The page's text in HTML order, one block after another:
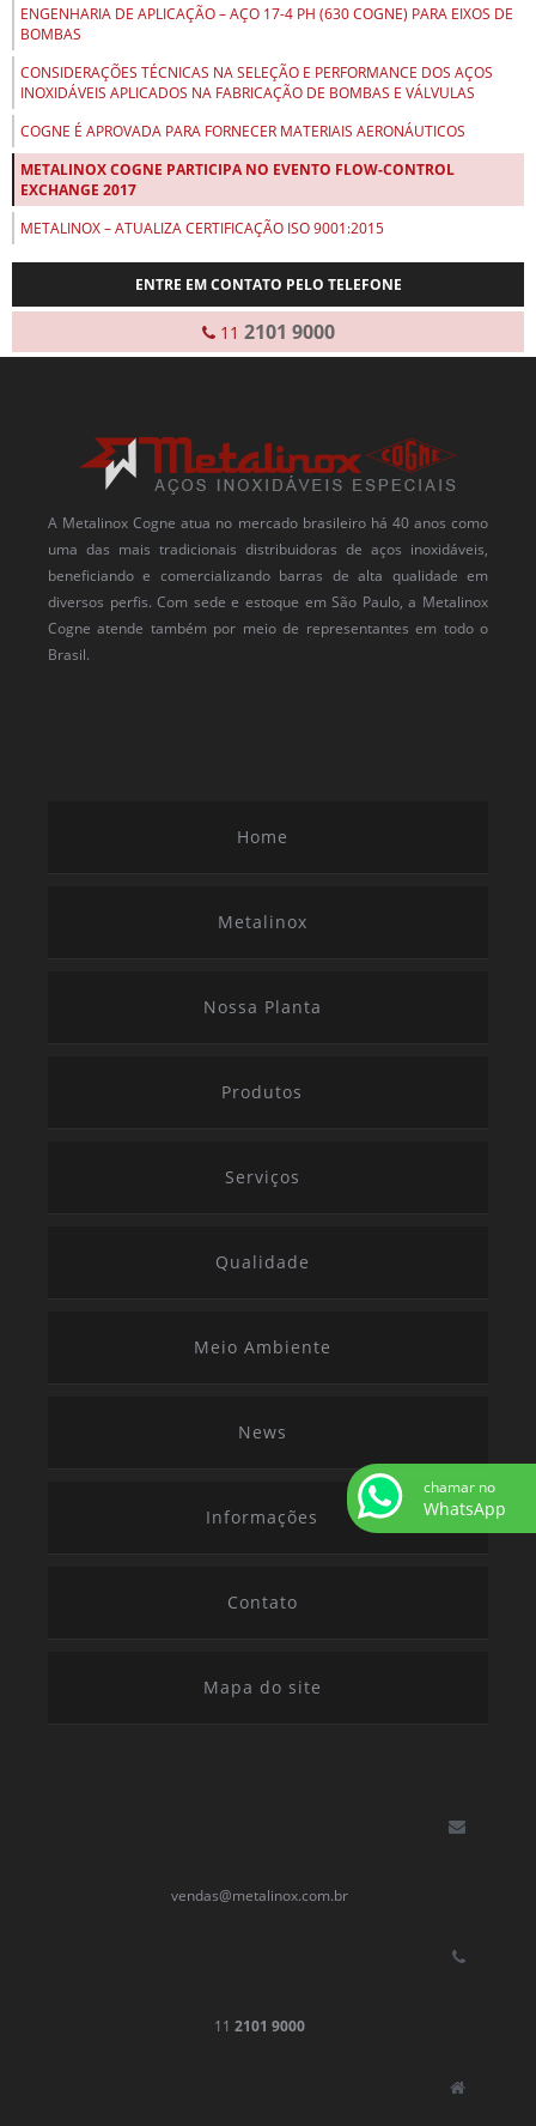
ENGENHARIA DE APLICAÇÃO – AÇO 17-4 PH (630 COGNE) PARA EIXOS DE
BOMBAS
CONSIDERAÇÕES TÉCNICAS NA SELEÇÃO E PERFORMANCE DOS AÇOS
INOXIDÁVEIS APLICADOS NA FABRICAÇÃO DE BOMBAS E VÁLVULAS
COGNE É APROVADA PARA FORNECER MATERIAIS AERONÁUTICOS
METALINOX COGNE PARTICIPA NO EVENTO FLOW-CONTROL
EXCHANGE 2017
METALINOX – ATUALIZA CERTIFICAÇÃO ISO 9001:2015
ENTRE EM CONTATO PELO TELEFONE
11 2101 9000
A Metalinox Cogne atua no mercado brasileiro há 40 anos como
uma das mais tradicionais distribuidoras de aços inoxidáveis,
beneficiando e comercializando barras de alta qualidade em
diversos perfis. Com sede e estoque em São Paulo, a Metalinox
Cogne atende também por meio de representantes em todo o
Brasil.
Home
Metalinox
Nossa Planta
Produtos
Serviços
Qualidade
Meio Ambiente
News
Informações
Contato
Mapa do site
vendas@metalinox.com.br
11 2101 9000
chamar no
WhatsApp